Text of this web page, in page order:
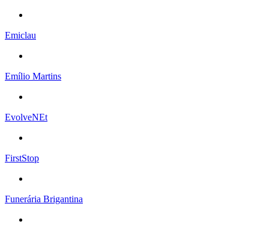
Emiclau
Emílio Martins
EvolveNEt
FirstStop
Funerária Brigantina